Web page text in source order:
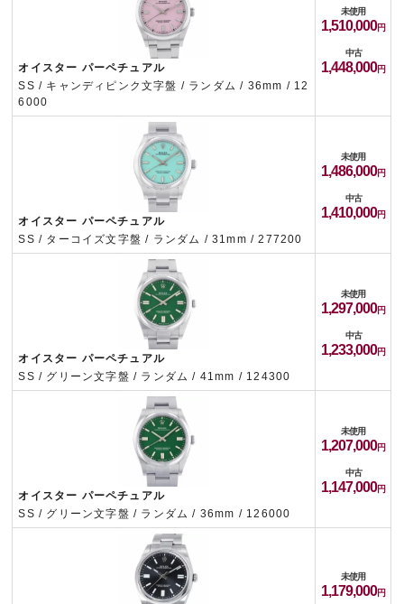
オイスター パーペチュアル
SS / キャンディピンク文字盤 / ランダム / 36mm / 12
6000
未使用
1,510,000
中古
1,448,000
オイスター パーペチュアル
SS / ターコイズ文字盤 / ランダム / 31mm / 277200
未使用
1,486,000
中古
1,410,000
オイスター パーペチュアル
SS / グリーン文字盤 / ランダム / 41mm / 124300
未使用
1,297,000
中古
1,233,000
オイスター パーペチュアル
SS / グリーン文字盤 / ランダム / 36mm / 126000
未使用
1,207,000
中古
1,147,000
未使用
1,179,000